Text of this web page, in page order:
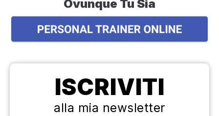
Ovunque Tu Sia
ISCRIVITI
alla mia newsletter